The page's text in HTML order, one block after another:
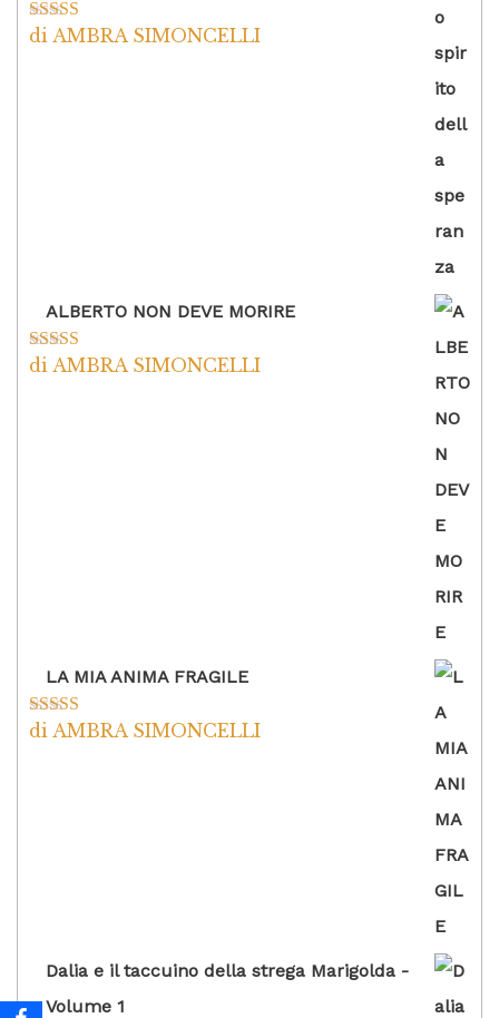
Valutato5su
di AMBRA SIMONCELLI
ALBERTO NON DEVE MORIRE
Valutato5su
di AMBRA SIMONCELLI
LA MIA ANIMA FRAGILE
Valutato5su
di AMBRA SIMONCELLI
Dalia e il taccuino della strega Marigolda -
Volume 1